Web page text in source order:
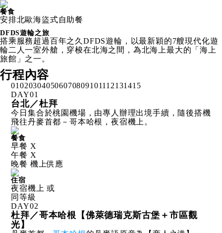
餐食
安排北歐海盜式自助餐
DFDS遊輪之旅
搭乘服務超過百年之久DFDS遊輪，以最新穎的7艘現代化遊
輪二人一室外艙，穿梭在北海之間，為北海上最大的「海上
旅館」之一。
行程內容
0102030405060708091011 12131415
DAY01
台北／杜拜
今日集合於桃園機場，由專人辦理出境手續，隨後搭機
飛往丹麥首都－哥本哈根，夜宿機上。
餐食
早餐 X
午餐 X
晚餐 機上供應
住宿
夜宿機上 或
同等級
DAY02
杜拜／哥本哈根【佛萊德瑞克斯古堡＋市區觀
光】